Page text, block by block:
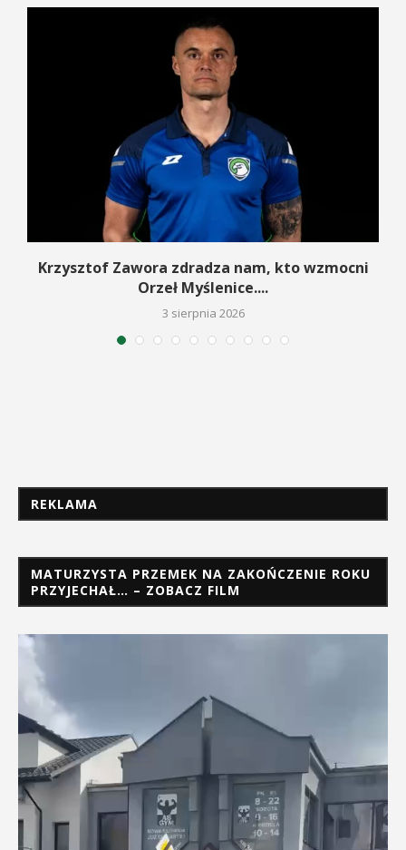
Krzysztof Zawora zdradza nam, kto wzmocni
Orzeł Myślenice....
3 sierpnia 2026
REKLAMA
MATURZYSTA PRZEMEK NA ZAKOŃCZENIE ROKU
PRZYJECHAŁ… – ZOBACZ FILM
Odtwarzacz